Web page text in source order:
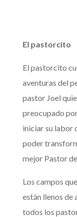
El pastorcito
El pastorcito
aventuras del
pastor Joel
preocupado
iniciar su labor
poder
mejor Pastor
Los campos
están llenos de
todos los